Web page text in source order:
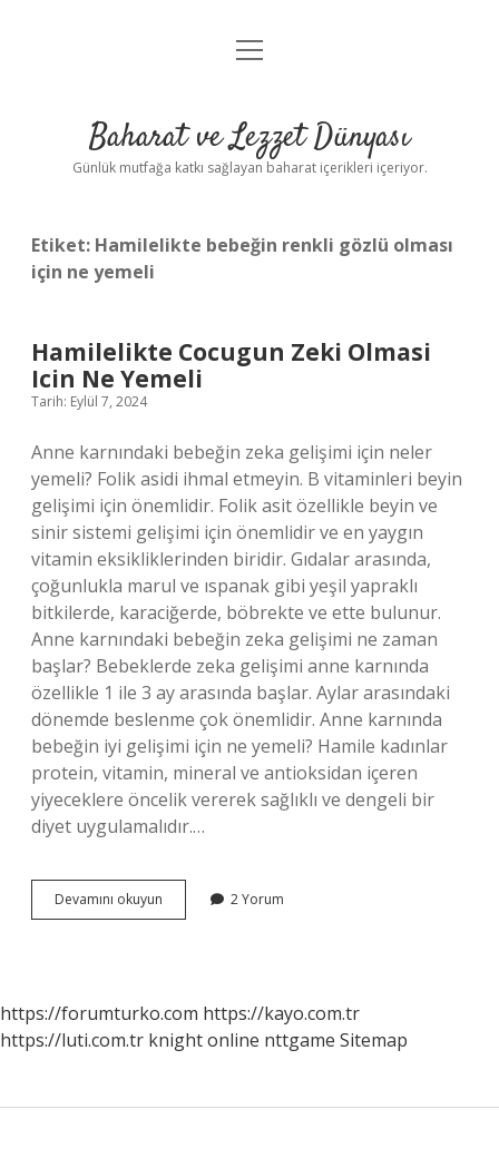
Anasayfa
Yasal Uyarı
menüyü
Baharat ve Lezzet Dünyası
Günlük mutfağa katkı sağlayan baharat içerikleri içeriyor.
Etiket: Hamilelikte bebeğin renkli gözlü olması
için ne yemeli
Hamilelikte Cocugun Zeki Olmasi
Icin Ne Yemeli
Tarih: Eylül 7, 2024
Anne karnındaki bebeğin zeka gelişimi için neler
yemeli? Folik asidi ihmal etmeyin. B vitaminleri beyin
gelişimi için önemlidir. Folik asit özellikle beyin ve
sinir sistemi gelişimi için önemlidir ve en yaygın
vitamin eksikliklerinden biridir. Gıdalar arasında,
çoğunlukla marul ve ıspanak gibi yeşil yapraklı
bitkilerde, karaciğerde, böbrekte ve ette bulunur.
Anne karnındaki bebeğin zeka gelişimi ne zaman
başlar? Bebeklerde zeka gelişimi anne karnında
özellikle 1 ile 3 ay arasında başlar. Aylar arasındaki
dönemde beslenme çok önemlidir. Anne karnında
bebeğin iyi gelişimi için ne yemeli? Hamile kadınlar
protein, vitamin, mineral ve antioksidan içeren
yiyeceklere öncelik vererek sağlıklı ve dengeli bir
diyet uygulamalıdır.…
Devamını okuyun Hamilelikte
Cocugun
Yemeli
2 Yorum
https://forumturko.com https://kayo.com.tr
https://luti.com.tr knight online nttgame Sitemap